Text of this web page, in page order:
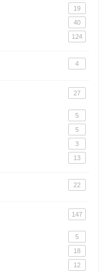
19
40
124
4
27
5
5
3
13
22
147
5
18
12